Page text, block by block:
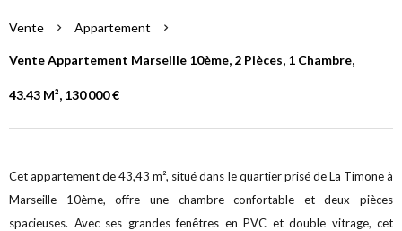
Vente Appartement
Vente Appartement Marseille 10ème, 2 Pièces, 1 Chambre,
43.43 M², 130 000 €
Cet appartement de 43,43 m², situé dans le quartier prisé de La Timone à
Marseille 10ème, offre une chambre confortable et deux pièces
spacieuses. Avec ses grandes fenêtres en PVC et double vitrage, cet